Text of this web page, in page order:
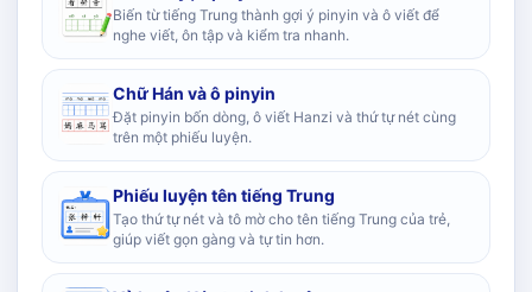
Biến từ tiếng Trung thành gợi ý pinyin và ô viết để
nghe viết, ôn tập và kiểm tra nhanh.
Chữ Hán và ô pinyin
Đặt pinyin bốn dòng, ô viết Hanzi và thứ tự nét cùng
trên một phiếu luyện.
Phiếu luyện tên tiếng Trung
Tạo thứ tự nét và tô mờ cho tên tiếng Trung của trẻ,
giúp viết gọn gàng và tự tin hơn.